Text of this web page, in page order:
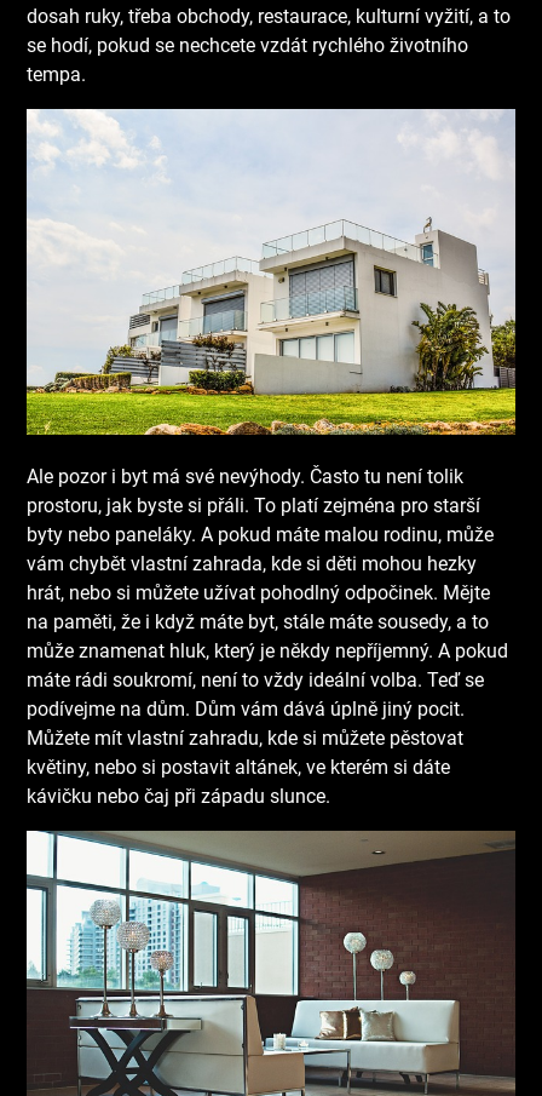
dosah ruky, třeba obchody, restaurace, kulturní vyžití, a to
se hodí, pokud se nechcete vzdát rychlého životního
tempa.
Ale pozor i byt má své nevýhody. Často tu není tolik
prostoru, jak byste si přáli. To platí zejména pro starší
byty nebo paneláky. A pokud máte malou rodinu, může
vám chybět vlastní zahrada, kde si děti mohou hezky
hrát, nebo si můžete užívat pohodlný odpočinek. Mějte
na paměti, že i když máte byt, stále máte sousedy, a to
může znamenat hluk, který je někdy nepříjemný. A pokud
máte rádi soukromí, není to vždy ideální volba.Teď se
podívejme na dům. Dům vám dává úplně jiný pocit.
Můžete mít vlastní zahradu, kde si můžete pěstovat
květiny, nebo si postavit altánek, ve kterém si dáte
kávičku nebo čaj při západu slunce.